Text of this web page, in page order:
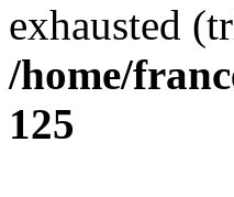
exhausted
/home/
125